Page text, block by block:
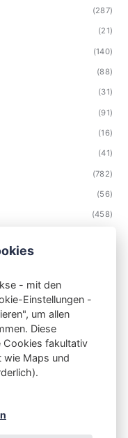
(287)
(21)
(140)
(88)
(31)
(91)
(16)
(41)
(782)
(56)
(458)
(iOSBN)
- mit den
Einstellungen -
um allen
Diese
Cookies fakultativ
wie Maps und